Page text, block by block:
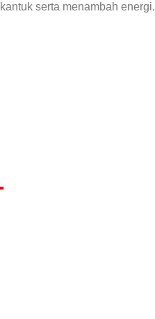
serta menambah energi.